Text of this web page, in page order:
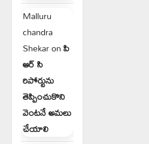
Malluru
chandra
Shekaronపి
ఆర్ సి
రిపోర్టును
తెప్పించుకొని
వెంటనే అమలు
చేయాలి